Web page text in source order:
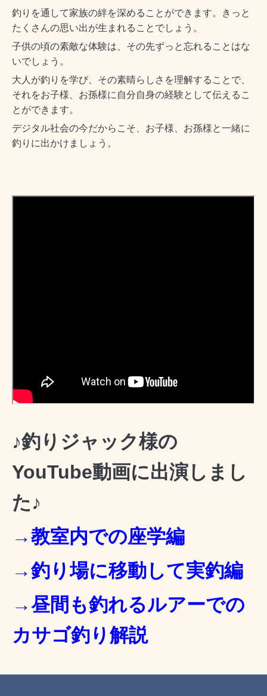
釣りを通して家族の絆を深めることができます。きっと
たくさんの思い出が生まれることでしょう。
子供の頃の素敵な体験は、その先ずっと忘れることはな
いでしょう。
大人が釣りを学び、その素晴らしさを理解することで、
それをお子様、お孫様に自分自身の経験として伝えるこ
とができます。
デジタル社会の今だからこそ、お子様、お孫様と一緒に
釣りに出かけましょう。
♪釣りジャック様の
YouTube動画に出演しまし
た♪
→教室内での座学編
→釣り場に移動して実釣編
→昼間も釣れるルアーでの
カサゴ釣り解説